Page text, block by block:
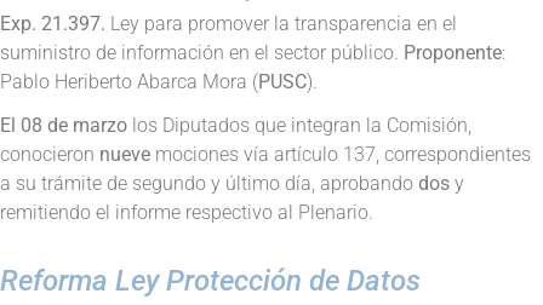
Exp. 21.397. Ley para promover la transparencia en el
suministro de información en el sector público. Proponente:
Pablo Heriberto Abarca Mora (PUSC).
El 08 de marzo los Diputados que integran la Comisión,
conocieron nueve mociones vía artículo 137, correspondientes
a su trámite de segundo y último día, aprobando dos y
remitiendo el informe respectivo al Plenario.
Reforma Ley Protección de Datos